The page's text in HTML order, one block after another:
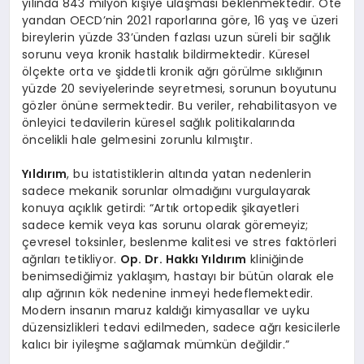
yılında 843 milyon kişiye ulaşması beklenmektedir. Öte
yandan OECD’nin 2021 raporlarına göre, 16 yaş ve üzeri
bireylerin yüzde 33’ünden fazlası uzun süreli bir sağlık
sorunu veya kronik hastalık bildirmektedir. Küresel
ölçekte orta ve şiddetli kronik ağrı görülme sıklığının
yüzde 20 seviyelerinde seyretmesi, sorunun boyutunu
gözler önüne sermektedir. Bu veriler, rehabilitasyon ve
önleyici tedavilerin küresel sağlık politikalarında
öncelikli hale gelmesini zorunlu kılmıştır.
Yıldırım, bu istatistiklerin altında yatan nedenlerin
sadece mekanik sorunlar olmadığını vurgulayarak
konuya açıklık getirdi: “Artık ortopedik şikayetleri
sadece kemik veya kas sorunu olarak göremeyiz;
çevresel toksinler, beslenme kalitesi ve stres faktörleri
ağrıları tetikliyor. Op. Dr. Hakkı Yıldırım kliniğinde
benimsediğimiz yaklaşım, hastayı bir bütün olarak ele
alıp ağrının kök nedenine inmeyi hedeflemektedir.
Modern insanın maruz kaldığı kimyasallar ve uyku
düzensizlikleri tedavi edilmeden, sadece ağrı kesicilerle
kalıcı bir iyileşme sağlamak mümkün değildir.”